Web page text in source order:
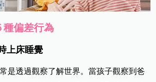
種偏差行為
上床睡覺
是透過觀察了解世界。當孩子觀察到爸